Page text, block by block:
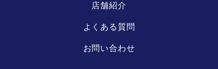
店舗紹介
よくある質問
お問い合わせ